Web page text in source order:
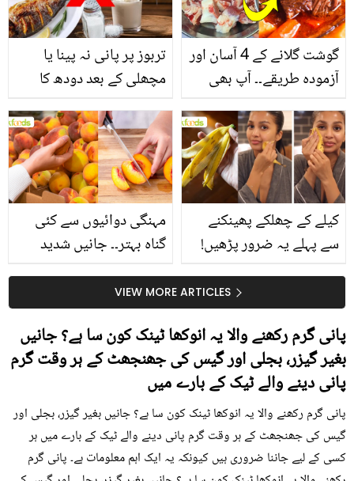
تربوز پر پانی نہ پینا یا
مچھلی کے بعد دودھ کا
سے متعلق غلط فہمیوں کی
حقیقت کیا ہے اور افواہ
کیا؟
گوشت گلانے کے 4 آسان اور
آزمودہ طریقے۔۔ آپ بھی
بتائے راز
مہنگی دوائیوں سے کئی
گناہ بہتر۔۔ جانیں شدید
کیوں کھانا چاہیے؟
کیلے کے چھلکے پھینکنے
سے پہلے یہ ضرور پڑھیں!
سستا اور قدرتی حلVIEW MORE ARTICLES
پانی گرم رکھنے والا یہ انوکھا ٹینک کون سا ہے؟ جانیں
بغیر گیزر، بجلی اور گیس کی جھنجھٹ کے ہر وقت گرم
پانی دینے والے ٹیک کے بارے میں
پانی گرم رکھنے والا یہ انوکھا ٹینک کون سا ہے؟ جانیں بغیر گیزر، بجلی اور
گیس کی جھنجھٹ کے ہر وقت گرم پانی دینے والے ٹیک کے بارے میں ہر
کسی کے لیے جاننا ضروری ہیں کیونکہ یہ ایک اہم معلومات ہے۔ پانی گرم